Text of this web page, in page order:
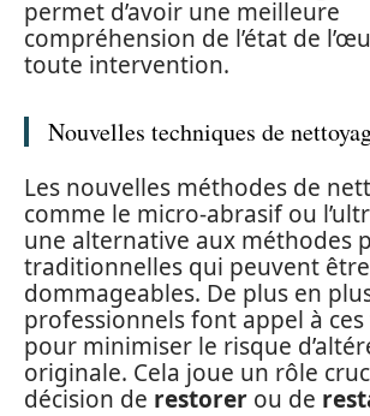
permet d’avoir une meilleure
compréhension de l’état de
toute intervention.
Nouvelles techniques de
Les nouvelles méthodes de
comme le micro-abrasif ou
une alternative aux méthodes
traditionnelles qui peuvent être
dommageables. De plus en
professionnels font appel à
pour minimiser le risque
originale. Cela joue un rôle
décision de restorer ou de